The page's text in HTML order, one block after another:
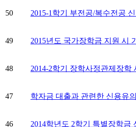
50 2015-1학기 부전공/복수전공
49 2015년도 국가장학금 지원 시
48 2014-2학기 장학사정관제장학
47 학자금 대출과 관련한 신용유
46 2014학년도 2학기 특별장학금